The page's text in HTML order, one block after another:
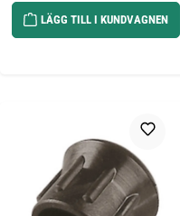
LÄGG TILL I KUNDVAGNEN